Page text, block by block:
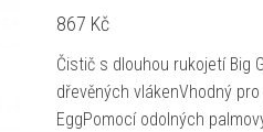
867 Kč
Čistič s dlouhou rukojetí Big
dřevěných vlákenVhodný
EggPomocí odolných